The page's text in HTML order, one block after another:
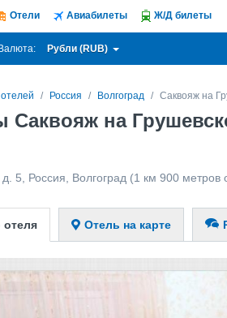
Отели Авиабилеты Ж/Д билеты
Валюта: Рубли (RUB)
Россия Волгоград Саквояж на
Саквояж на
д. 5 Россия Волгоград (1 км 900 метров
Отель на карте